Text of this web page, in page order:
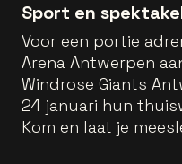
Sport en
Voor een portie
Arena Antwerpen
Windrose Giants
24 januari hun
Kom en laat je